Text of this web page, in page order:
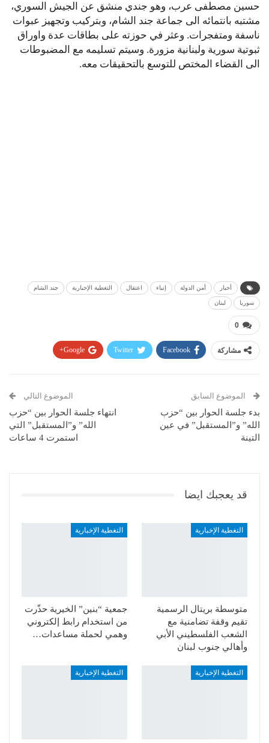
حسين مصطفى عرب، وهو جندي منشق عن الجيش السوري،
مشتبه بانتمائه الى جماعة جند الشام، وبتركيب وتجهيز عبوات
ناسفة ومتفجرات. وعثر في حوزته على بطاقات عدة واوراق
ثبوتية سورية ولبنانية مزورة. وسيتم تسليمه مع المضبوطات
الى القضاء المختص للتوسع بالتحقيقات معه.
أخبار أمن الدولة إنباء اعتقال التغطية الإخبارية جند الشام
سوريا لبنان
0
مشاركة Facebook
Twitter
Google+
البريد الإلكتروني
الموضوع السابق
بدء جلسة الحوار بين “حزب
الله” و”المستقبل” في عين
التينة
الموضوع التالي
انتهاء جلسة الحوار بين “حزب
الله” و”المستقبل” التي
استمرت 4 ساعات
قد يعجبك ايضا
التغطية الإخبارية
متوسطة بريتال الرسمية
تقيم وقفة تضامنية مع
الشعب الفلسطيني الأبي
وأهالي جنوب لبنان
التغطية الإخبارية
جمعية “بنين” الخيرية حذّرت
من استخدام رابط إلكتروني
وهمي لحملة مساعدات…
التغطية الإخبارية التغطية الإخبارية